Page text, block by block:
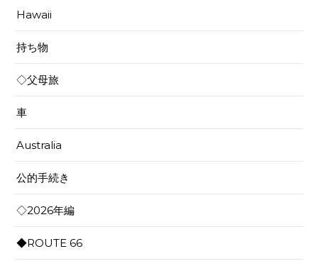
Hawaii
持ち物
◇父母旅
車
Australia
公的手続き
◇2026年編
◆ROUTE 66